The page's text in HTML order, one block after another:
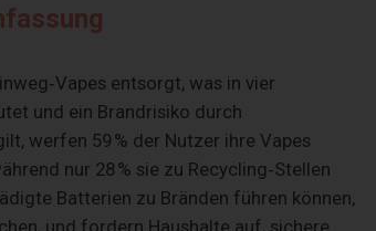
entsorgt, was in vier
und ein Brandrisiko durch
werfen 59 % der Nutzer ihre Vapes
nur 28 % sie zu Recycling‑Stellen
Batterien zu Bränden führen können,